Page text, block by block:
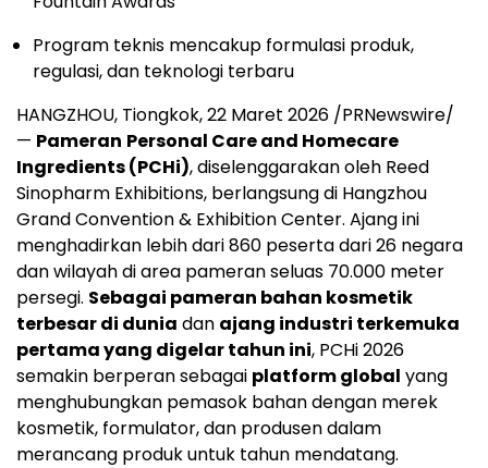
Program teknis mencakup formulasi produk,
regulasi, dan teknologi terbaru
HANGZHOU, Tiongkok, 22 Maret 2026 /PRNewswire/
— Pameran Personal Care and Homecare
Ingredients (PCHi), diselenggarakan oleh Reed
Sinopharm Exhibitions, berlangsung di Hangzhou
Grand Convention & Exhibition Center. Ajang ini
menghadirkan lebih dari 860 peserta dari 26 negara
dan wilayah di area pameran seluas 70.000 meter
persegi. Sebagai pameran bahan kosmetik
terbesar di dunia dan ajang industri terkemuka
pertama yang digelar tahun ini, PCHi 2026
semakin berperan sebagai platform global yang
menghubungkan pemasok bahan dengan merek
kosmetik, formulator, dan produsen dalam
merancang produk untuk tahun mendatang.